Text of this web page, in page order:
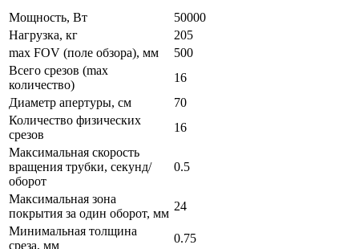
Мощность, Вт
50000
Нагрузка, кг
205
max FOV (поле обзора), мм
500
Всего срезов (max
количество)
16
Диаметр апертуры, см
70
Количество физических
срезов
16
Максимальная cкорость
вращения трубки, секунд/
оборот
0.5
Максимальная зона
покрытия за один оборот, мм
24
Минимальная толщина
среза, мм
0.75